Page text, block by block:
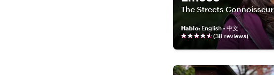
The Streets Connoisseur
Hablo: English • 中文
(38 reviews)